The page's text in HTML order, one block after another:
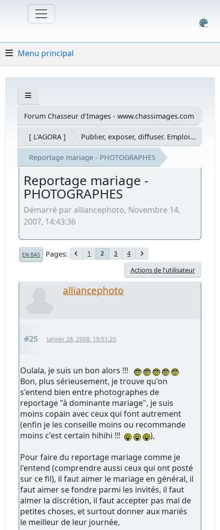
Menu principal
Forum Chasseur d'Images - www.chassimages.com
[ L'AGORA ] Publier, exposer, diffuser. Emploi...
Reportage mariage - PHOTOGRAPHES
Reportage mariage -
PHOTOGRAPHES
Démarré par alliancephoto, Novembre 14,
2007, 14:43:36
EN BAS Pages 1 2 3 4
Actions de l'utilisateur
alliancephoto
#25 Janvier 28, 2008, 19:51:20
Oulala, je suis un bon alors !!!
Bon, plus sérieusement, je trouve qu'on
s'entend bien entre photographes de
reportage "à dominante mariage", je suis
moins copain avec ceux qui font autrement
(enfin je les conseille moins ou recommande
moins c'est certain hihihi !!!
),
Pour faire du reportage mariage comme je
l'entend (comprendre aussi ceux qui ont posté
sur ce fil), il faut aimer le mariage en général, il
faut aimer se fondre parmi les invités, il faut
aimer la discrétion, il faut accepter pas mal de
petites choses, et surtout donner aux mariés
le meilleur de leur journée,